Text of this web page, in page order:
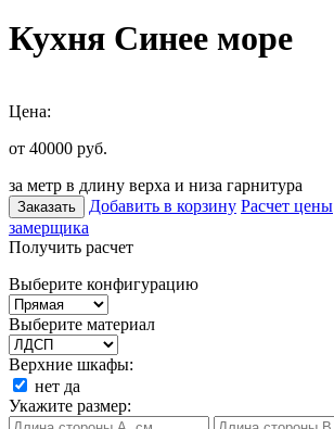
Кухня Синее море
Цена:
от 40000 руб.
за метр в длину верха и низа гарнитура
Заказать Добавить в корзину Расчет цены
замерщика
Получить расчет
Выберите конфигурацию
Выберите материал
Верхние шкафы:
нет да
Укажите размер: